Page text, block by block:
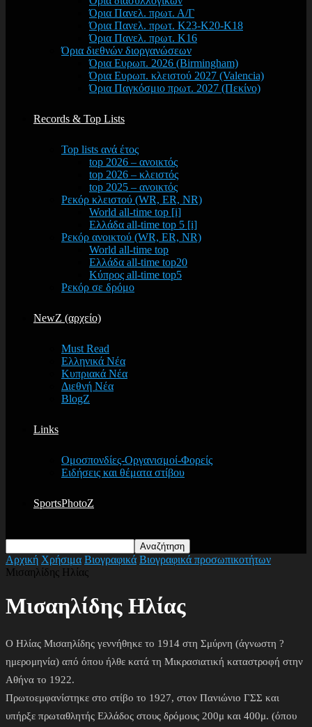
Όρια Πανελ. πρωτ. Α/Γ
Όρια Πανελ. πρωτ. Κ23-Κ20-Κ18
Όρια Πανελ. πρωτ. Κ16
Όρια διεθνών διοργανώσεων
Όρια Ευρωπ. 2026 (Birmingham)
Όρια Ευρωπ. κλειστού 2027 (Valencia)
Όρια Παγκόσμιο πρωτ. 2027 (Πεκίνο)
Records & Top Lists
Top lists ανά έτος
top 2026 – ανοικτός
top 2026 – κλειστός
top 2025 – ανοικτός
Ρεκόρ κλειστού (WR, ER, NR)
World all-time top [i]
Ελλάδα all-time top 5 [i]
Ρεκόρ ανοικτού (WR, ER, NR)
World all-time top
Ελλάδα all-time top20
Κύπρος all-time top5
Ρεκόρ σε δρόμο
NewZ (αρχείο)
Must Read
Ελληνικά Νέα
Κυπριακά Νέα
Διεθνή Νέα
BlogZ
Links
Ομοσπονδίες-Οργανισμοί-Φορείς
Ειδήσεις και θέματα στίβου
SportsPhotoZ
Αρχική Χρήσιμα Βιογραφικά Βιογραφικά προσωπικοτήτων
Μισαηλίδης Ηλίας
Μισαηλίδης Ηλίας
Ο Ηλίας Μισαηλίδης γεννήθηκε το 1914 στη Σμύρνη (άγνωστη ?
ημερομηνία) από όπου ήλθε κατά τη Μικρασιατική καταστροφή στην
Αθήνα το 1922.
Πρωτοεμφανίστηκε στο στίβο το 1927, στον Πανιώνιο ΓΣΣ και
υπήρξε πρωταθλητής Ελλάδος στους δρόμους 200μ και 400μ. (όπου